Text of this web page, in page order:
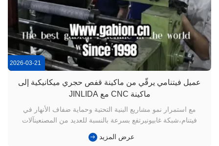
2026-03-21
عميل فيتنامي يرقّي من ماكينة قفص حجري ميكانيكية إلى
ماكينة CNC مع JINLIDA
مع استمرار نمو مشاريع البنية التحتية وحماية ضفاف الأنهار في
فيتنام،شبكة غابيونيرتفع بسرعة بالنسبة للعديد من المصنعينآلات
الحديثة. في الآونة الأخيرة، قام عميل طويل الأمد في فيتنام بتحديث
عرض المزيد